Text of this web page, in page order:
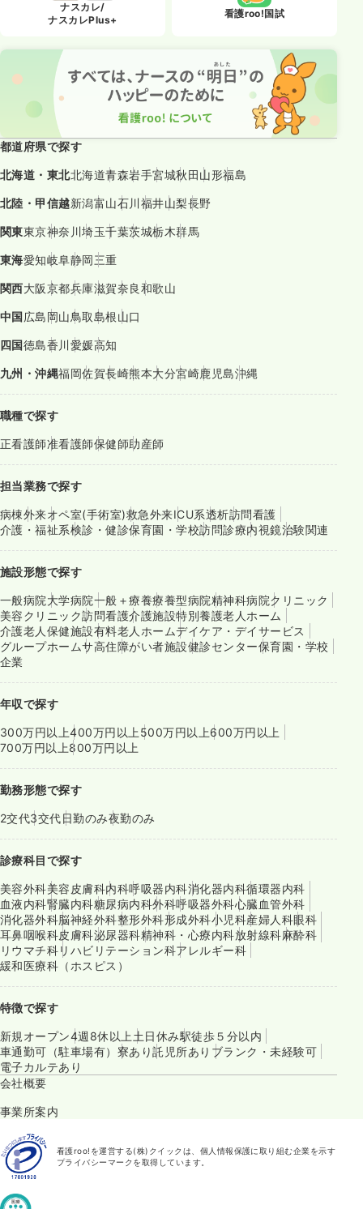
ナスカレ/
ナスカレPlus+
看護roo!国試
都道府県で探す
北海道・東北北海道青森岩手宮城秋田山形福島
北陸・甲信越新潟富山石川福井山梨長野
関東東京神奈川埼玉千葉茨城栃木群馬
東海愛知岐阜静岡三重
関西大阪京都兵庫滋賀奈良和歌山
中国広島岡山鳥取島根山口
四国徳島香川愛媛高知
九州・沖縄福岡佐賀長崎熊本大分宮崎鹿児島沖縄
職種で探す
正看護師准看護師保健師助産師
担当業務で探す
病棟外来オペ室(手術室)救急外来ICU系透析訪問看護
介護・福祉系検診・健診保育園・学校訪問診療内視鏡治験関連
施設形態で探す
一般病院大学病院一般＋療養療養型病院精神科病院クリニック
美容クリニック訪問看護介護施設特別養護老人ホーム
介護老人保健施設有料老人ホームデイケア・デイサービス
グループホームサ高住障がい者施設健診センター保育園・学校
企業
年収で探す
300万円以上400万円以上 500万円以上600万円以上
700万円以上800万円以上
勤務形態で探す
2交代3交代日勤のみ夜勤のみ
診療科目で探す
美容外科美容皮膚科内科呼吸器内科消化器内科循環器内科
血液内科腎臓内科糖尿病内科外科呼吸器外科心臓血管外科
消化器外科脳神経外科整形外科形成外科小児科産婦人科眼科
耳鼻咽喉科皮膚科泌尿器科精神科・心療内科放射線科麻酔科
リウマチ科リハビリテーション科アレルギー科
緩和医療科（ホスピス）
特徴で探す
新規オープン4週8休以上 土日休み駅徒歩５分以内
車通勤可（駐車場有） 寮あり託児所あり ブランク・未経験可
電子カルテあり
会社概要
事業所案内
看護roo!を運営する(株)クイックは、個人情報保護に取り組む企業を示す
プライバシーマークを取得しています。